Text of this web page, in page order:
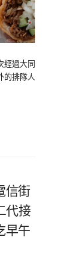
經過大同
的排隊人
信街
代接
早午